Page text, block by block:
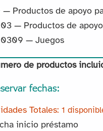
— Productos de apoyo
— Productos de
— Juegos
de productos
fechas:
1
inicio préstamo